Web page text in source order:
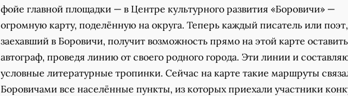
фойе главной площадки — в Центре культурного развития «Боровичи» —
огромную карту, поделённую на округа. Теперь каждый писатель или поэт,
заехавший в Боровичи, получит возможность прямо на этой карте оставить
автограф, проведя линию от своего родного города. Эти линии и
условные литературные тропинки. Сейчас на карте такие маршруты
Боровичами все населённые пункты, из которых приехали участники